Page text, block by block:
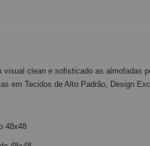
visual clean e sofisticado as almofadas
em Tecidos de Alto Padrão, Design
48x48